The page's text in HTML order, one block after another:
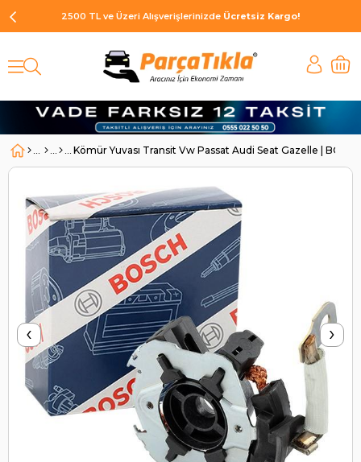
2500 TL ve Üzeri Alışverişlerinizde Ücretsiz Kargo!
Kömür Yuvası Transit Vw Passat Audi Seat Gazelle |
‹ ›